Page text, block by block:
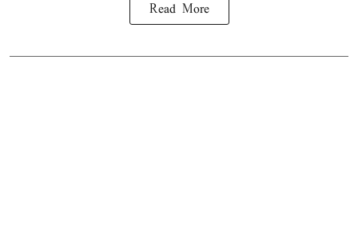
Read More